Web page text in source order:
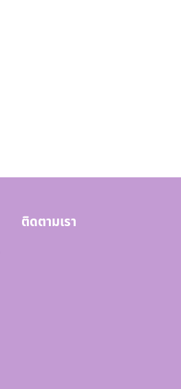
ติดตามเรา